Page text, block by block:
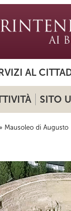
AL
SITO
» Mausoleo di Augusto